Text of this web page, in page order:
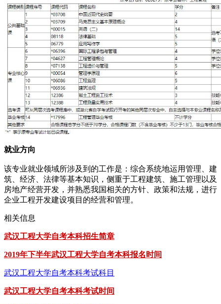
就业方向
该专业就业领域所涉及到的工作是：综合系统地运用管理、建
筑、经济、法律等基本知识，侧重于工程建筑、施工管理以及
房地产经营开发，并熟悉我国相关的方针、政策和法规，进行
企业工程开发建设项目的经营和管理。
相关信息
武汉工程大学自考本科招生简章
2019年下半年武汉工程大学自考本科报名时间
武汉工程大学自考本科考试科目
武汉工程大学自考本科考试时间